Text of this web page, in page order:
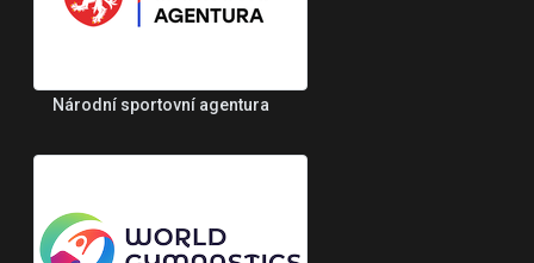
Národní sportovní agentura